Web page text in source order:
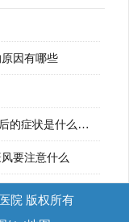
因有哪些
是什么「热点排
要注意什么
院 版权所有